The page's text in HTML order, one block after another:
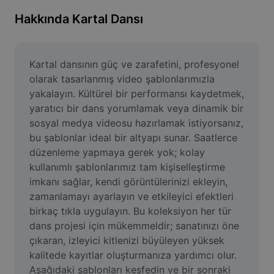
Resim İyileştirme Aracı
Resmi Yeniden Boyutlandırma
Çevrimiçi Fotoğraf Düzenleyici
Mizah Görseli Oluşturucu
AI Text Remover
AI People Remover
AI Inpainting
Face Cutout
Hakkında Kartal Dansı
Kartal dansının güç ve zarafetini, profesyonel
olarak tasarlanmış video şablonlarımızla
yakalayın. Kültürel bir performansı kaydetmek,
yaratıcı bir dans yorumlamak veya dinamik bir
sosyal medya videosu hazırlamak istiyorsanız,
bu şablonlar ideal bir altyapı sunar. Saatlerce
düzenleme yapmaya gerek yok; kolay
kullanımlı şablonlarımız tam kişiselleştirme
imkanı sağlar, kendi görüntülerinizi ekleyin,
zamanlamayı ayarlayın ve etkileyici efektleri
birkaç tıkla uygulayın. Bu koleksiyon her tür
dans projesi için mükemmeldir; sanatınızı öne
çıkaran, izleyici kitlenizi büyüleyen yüksek
kalitede kayıtlar oluşturmanıza yardımcı olur.
Aşağıdaki şablonları keşfedin ve bir sonraki